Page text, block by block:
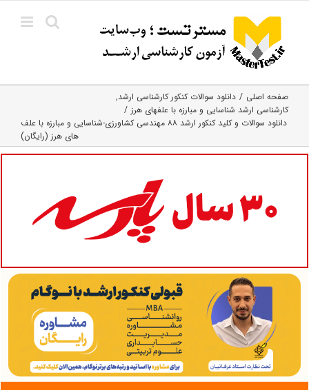
content
صفحه اصلی
دانلود سوالات کنکور کارشناسی ارشد
کارشناسی ارشد شناسایی و مبارزه با علفهای هرز
دانلود سوالات و کلید کنکور ارشد ۸۸ مهندسی کشاورزی-شناسایی و مبارزه با علف
های هرز (رایگان)